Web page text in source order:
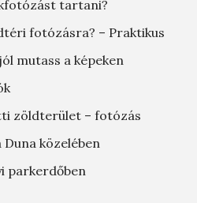
tartani?
fotózásra? – Praktikus
mutass a képeken
zöldterület – fotózás
Duna közelében
parkerdőben